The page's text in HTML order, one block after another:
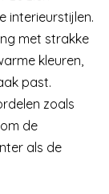
interieurstijlen.
met strakke
kleuren,
past.
zoals
de
als de